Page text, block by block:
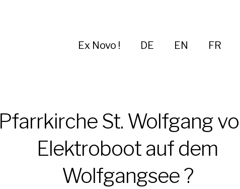
Ex Novo ! DE EN FR
Pfarrkirche St. Wolfgang
Elektroboot auf dem
Wolfgangsee ?